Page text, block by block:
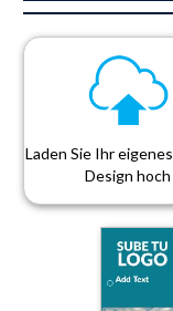
Laden Sie Ihr
Design hoch